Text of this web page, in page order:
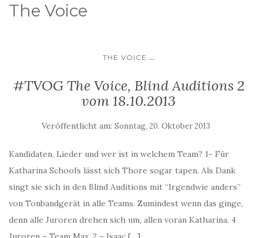
The Voice
THE VOICE ...
#TVOG The Voice, Blind Auditions 2
vom 18.10.2013
Veröffentlicht am: Sonntag, 20. Oktober 2013
Kandidaten, Lieder und wer ist in welchem Team? 1- Für
Katharina Schoofs lässt sich Thore sogar tapen. Als Dank
singt sie sich in den Blind Auditions mit “Irgendwie anders”
von Tonbandgerät in alle Teams. Zumindest wenn das ginge,
denn alle Juroren drehen sich um, allen voran Katharina. 4